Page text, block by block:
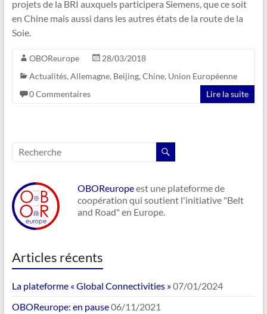
projets de la BRI auxquels participera Siemens, que ce soit
en Chine mais aussi dans les autres états de la route de la
Soie.
OBOReurope
28/03/2018
Actualités, Allemagne, Beijing, Chine, Union Européenne
0 Commentaires
Lire la suite
OBOReuropeest une plateforme de
coopération qui soutient l'initiative "Belt
and Road" en Europe.
Articles récents
La plateforme « Global Connectivities »07/01/2024
OBOReurope: en pause06/11/2021